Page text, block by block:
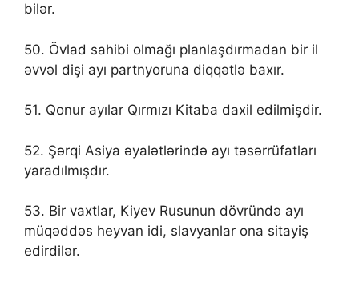
bilər.
50. Övlad sahibi olmağı planlaşdırmadan bir il
əvvəl dişi ayı partnyoruna diqqətlə baxır.
51. Qonur ayılar Qırmızı Kitaba daxil edilmişdir.
52. Şərqi Asiya əyalətlərində ayı təsərrüfatları
yaradılmışdır.
53. Bir vaxtlar, Kiyev Rusunun dövründə ayı
müqəddəs heyvan idi, slavyanlar ona sitayiş
edirdilər.